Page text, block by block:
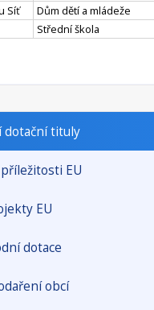
Síť
Dům dětí a mládeže
Střední škola
dotační tituly
EU
EU
dotace
obcí